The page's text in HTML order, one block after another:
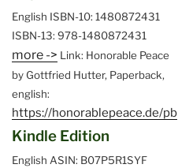
English ISBN-10: 1480872431
ISBN-13: 978-1480872431
more -> Link: Honorable Peace
by Gottfried Hutter, Paperback,
english:
https://honorablepeace.de/pb
Kindle Edition
English ASIN: B07P5R1SYF